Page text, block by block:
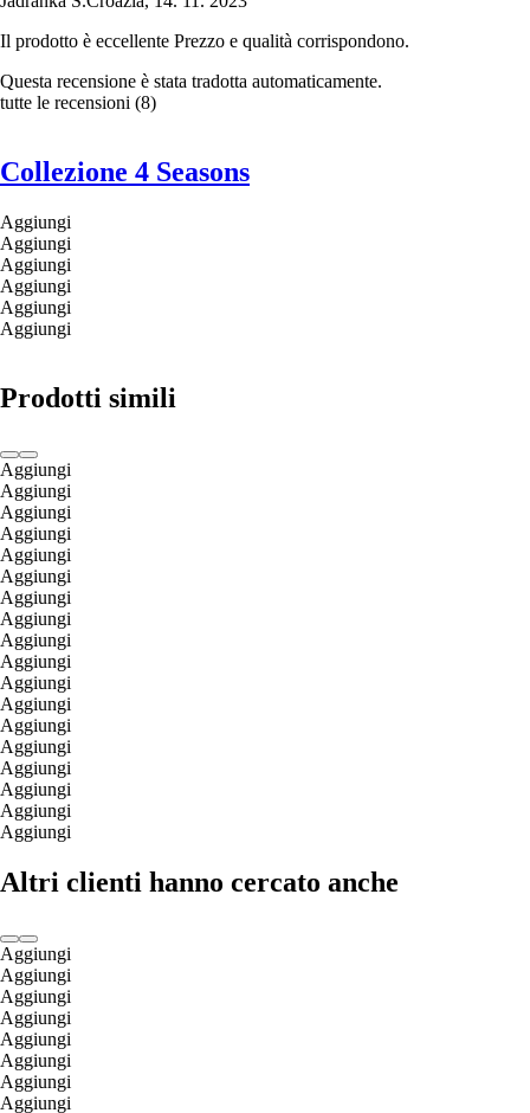
Il prodotto è eccellente Prezzo e qualità corrispondono.
Questa recensione è stata tradotta automaticamente.
tutte le recensioni (8)
Collezione 4 Seasons
Aggiungi
Aggiungi
Aggiungi
Aggiungi
Aggiungi
Aggiungi
Prodotti simili
Aggiungi
Aggiungi
Aggiungi
Aggiungi
Aggiungi
Aggiungi
Aggiungi
Aggiungi
Aggiungi
Aggiungi
Aggiungi
Aggiungi
Aggiungi
Aggiungi
Aggiungi
Aggiungi
Aggiungi
Aggiungi
Altri clienti hanno cercato anche
Aggiungi
Aggiungi
Aggiungi
Aggiungi
Aggiungi
Aggiungi
Aggiungi
Aggiungi